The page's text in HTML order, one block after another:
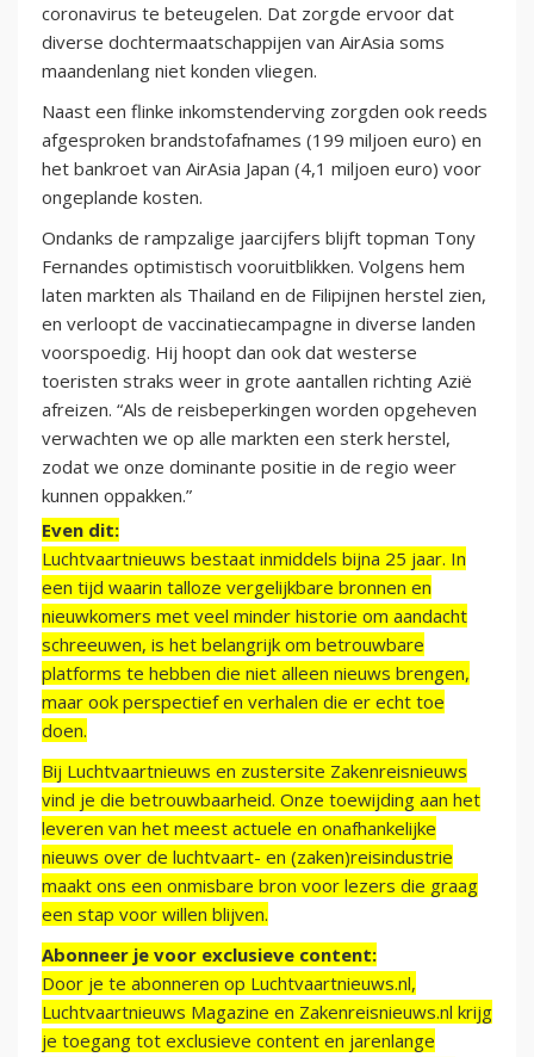
coronavirus te beteugelen. Dat zorgde ervoor dat
diverse dochtermaatschappijen van AirAsia soms
maandenlang niet konden vliegen.
Naast een flinke inkomstenderving zorgden ook reeds
afgesproken brandstofafnames (199 miljoen euro) en
het bankroet van AirAsia Japan (4,1 miljoen euro) voor
ongeplande kosten.
Ondanks de rampzalige jaarcijfers blijft topman Tony
Fernandes optimistisch vooruitblikken. Volgens hem
laten markten als Thailand en de Filipijnen herstel zien,
en verloopt de vaccinatiecampagne in diverse landen
voorspoedig. Hij hoopt dan ook dat westerse
toeristen straks weer in grote aantallen richting Azië
afreizen. “Als de reisbeperkingen worden opgeheven
verwachten we op alle markten een sterk herstel,
zodat we onze dominante positie in de regio weer
kunnen oppakken.”
Even dit:
Luchtvaartnieuws bestaat inmiddels bijna 25 jaar. In
een tijd waarin talloze vergelijkbare bronnen en
nieuwkomers met veel minder historie om aandacht
schreeuwen, is het belangrijk om betrouwbare
platforms te hebben die niet alleen nieuws brengen,
maar ook perspectief en verhalen die er echt toe
doen.
Bij Luchtvaartnieuws en zustersite Zakenreisnieuws
vind je die betrouwbaarheid. Onze toewijding aan het
leveren van het meest actuele en onafhankelijke
nieuws over de luchtvaart- en (zaken)reisindustrie
maakt ons een onmisbare bron voor lezers die graag
een stap voor willen blijven.
Abonneer je voor exclusieve content:
Door je te abonneren op Luchtvaartnieuws.nl,
Luchtvaartnieuws Magazine en Zakenreisnieuws.nl krijg
je toegang tot exclusieve content en jarenlange